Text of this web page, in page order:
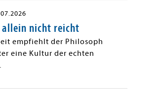
allein nicht reicht
empfiehlt der Philosoph
eine Kultur der echten